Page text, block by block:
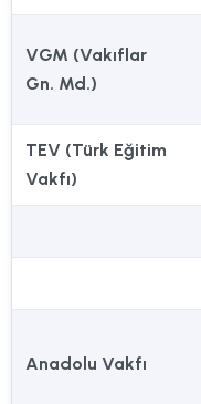
VGM (Vakıflar
Gn. Md.)
TEV (Türk Eğitim
Vakfı)
Anadolu Vakfı